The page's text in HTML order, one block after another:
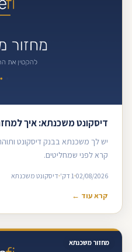
דיסקונט משכנתא: איך
יש לך משכנתא בבנק דיסקונט
קרא לפני שמחליטים.
02/08/2026 1 דק' דיסקונט משכנתא
קרא עוד ←
מחזור משכנתא